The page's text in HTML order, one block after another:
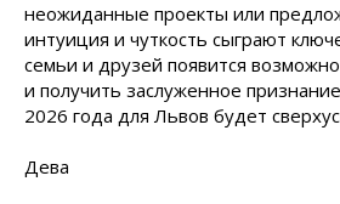
неожиданные проекты или
интуиция и чуткость сыграют
семьи и друзей появится
и получить заслуженное
2026 года для Львов будет
Дева